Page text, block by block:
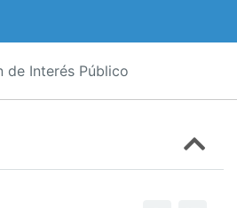
de Interés Público